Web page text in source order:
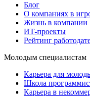
Блог
О компаниях в
Жизнь в компании
ИТ-проекты
Рейтинг
Молодым специалистам
Карьера для
Школа
Карьера в